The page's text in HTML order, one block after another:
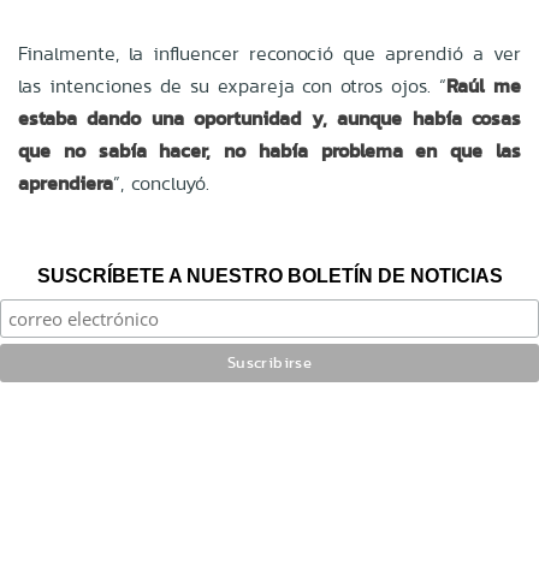
Finalmente, la influencer reconoció que aprendió a ver
las intenciones de su expareja con otros ojos. “Raúl me
estaba dando una oportunidad y, aunque había cosas
que no sabía hacer, no había problema en que las
aprendiera”, concluyó.
SUSCRÍBETE A NUESTRO BOLETÍN DE NOTICIAS